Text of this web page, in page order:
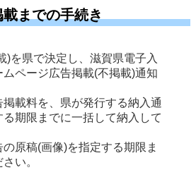
までの手続き
)を県で決定し、滋賀県電子入
ページ広告掲載(不掲載)通知
載料を、県が発行する納入通
期限までに一括して納入して
原稿(画像)を指定する期限ま
い。